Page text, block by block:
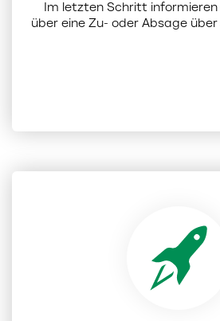
Im letzten Schritt
über eine Zu- oder Absage